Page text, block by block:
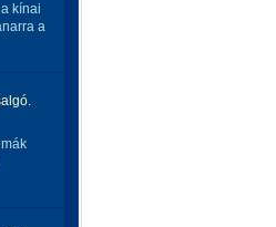
kínai
a